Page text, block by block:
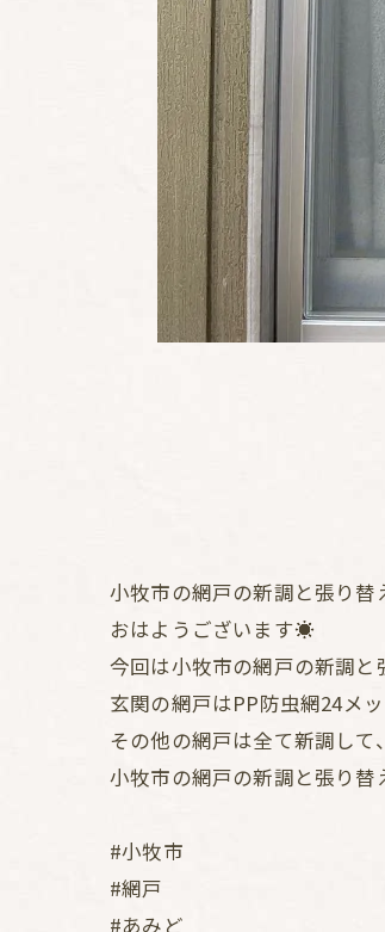
小牧市の網戸の新調と張り替
おはようございます☀️
今回は小牧市の網戸の新調と
玄関の網戸はPP防虫網24メ
その他の網戸は全て新調して
小牧市の網戸の新調と張り替
#小牧市
#網戸
#あみど